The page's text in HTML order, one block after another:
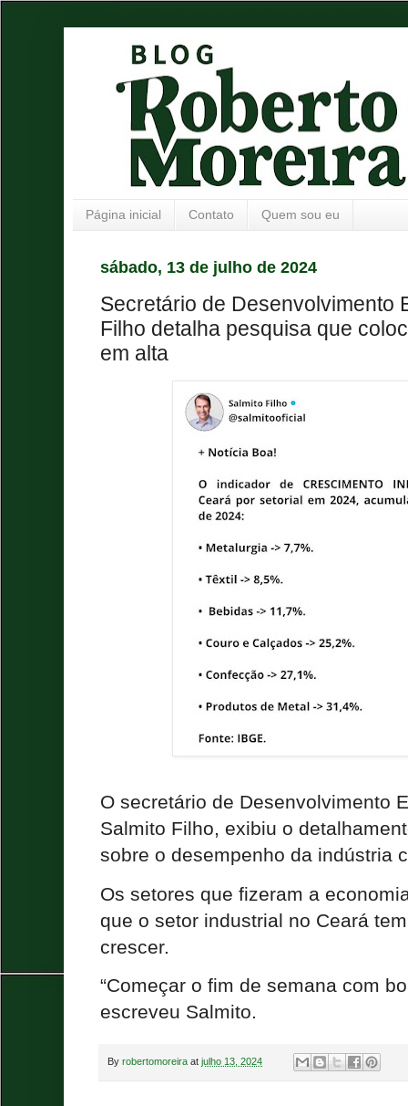
Página inicial Contato Quem sou eu
sábado, 13 de julho de 2024
Secretário de Desenvolvimento
Filho detalha pesquisa que
em alta
O secretário de Desenvolvimento
Salmito Filho, exibiu o
sobre o desempenho da indústria
Os setores que fizeram a
que o setor industrial no Ceará
crescer.
“Começar o fim de semana com
escreveu Salmito.
By robertomoreira at julho 13, 2024